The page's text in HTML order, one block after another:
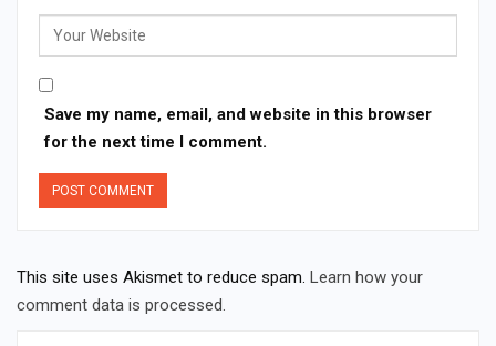
Save my name, email, and website in this browser
for the next time I comment.
This site uses Akismet to reduce spam. Learn how your
comment data is processed.